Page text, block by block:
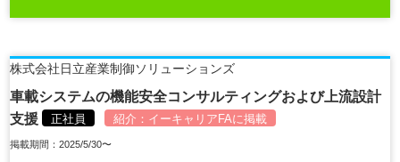
株式会社日立産業制御ソリューションズ
車載システムの機能安全コンサルティングおよび上流設計
支援
正社員 紹介： イーキャリアFAに掲載
掲載期間：2025/5/30〜